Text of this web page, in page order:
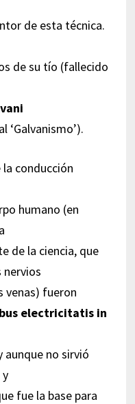
de esta técnica.
de su tío (fallecido
‘Galvanismo’).
conducción
humano (en
de la ciencia, que
nervios
venas) fueron
electricitatis in
aunque no sirvió
fue la base para